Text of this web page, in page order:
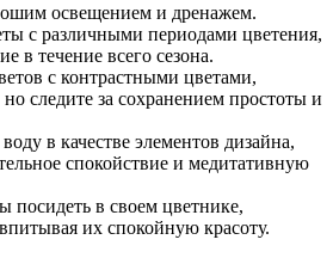
освещением и дренажем.
с различными периодами цветения,
в течение всего сезона.
с контрастными цветами,
следите за сохранением простоты и
в качестве элементов дизайна,
спокойствие и медитативную
посидеть в своем цветнике,
их спокойную красоту.